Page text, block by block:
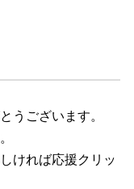
うございます。
ければ応援クリッ